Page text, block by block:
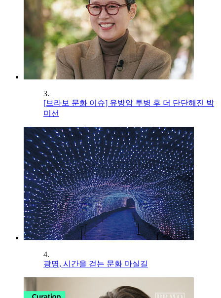
3.
[브라보 문화 이슈] 유방암 투병 후 더 단단해진 박
미선
4.
광명, 시간을 걷는 문화 마실길